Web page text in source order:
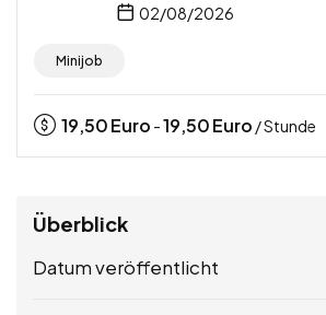
02/08/2026
Minijob
19,50Euro -19,50Euro / Stunde
Überblick
Datum veröffentlicht